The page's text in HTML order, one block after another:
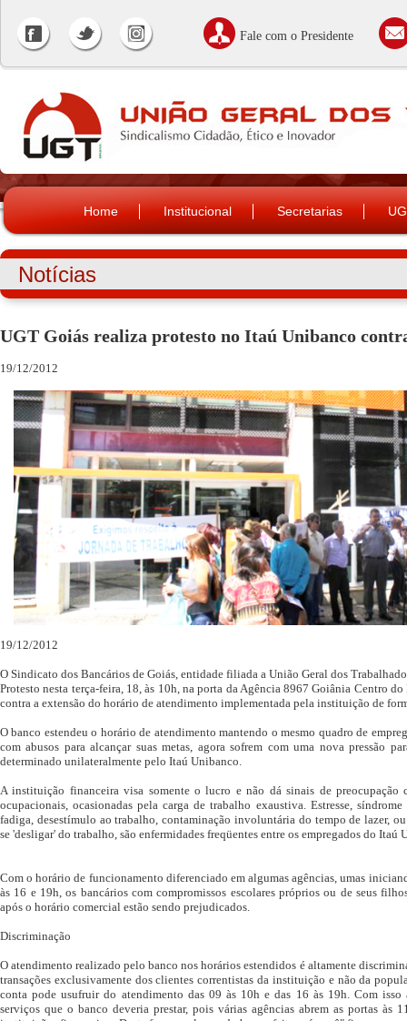
Fale com o Presidente
Home Institucional Secretarias
Notícias
UGT Goiás realiza protesto no Itaú Unibanco
19/12/2012
19/12/2012
O Sindicato dos Bancários de Goiás, entidade filiada a União Geral dos
Protesto nesta terça-feira, 18, às 10h, na porta da Agência 8967 Goiânia Centro
contra a extensão do horário de atendimento implementada pela instituição de
O banco estendeu o horário de atendimento mantendo o mesmo quadro de
com abusos para alcançar suas metas, agora sofrem com uma nova pressão
determinado unilateralmente pelo Itaú Unibanco.
A instituição financeira visa somente o lucro e não dá sinais de preocupação
ocupacionais, ocasionadas pela carga de trabalho exaustiva. Estresse,
fadiga, desestímulo ao trabalho, contaminação involuntária do tempo de lazer,
se 'desligar' do trabalho, são enfermidades freqüentes entre os empregados do Itaú
Com o horário de funcionamento diferenciado em algumas agências, umas
às 16 e 19h, os bancários com compromissos escolares próprios ou de seus
após o horário comercial estão sendo prejudicados.
Discriminação
O atendimento realizado pelo banco nos horários estendidos é altamente
transações exclusivamente dos clientes correntistas da instituição e não da
conta pode usufruir do atendimento das 09 às 10h e das 16 às 19h. Com isso
serviços que o banco deveria prestar, pois várias agências abrem as portas às